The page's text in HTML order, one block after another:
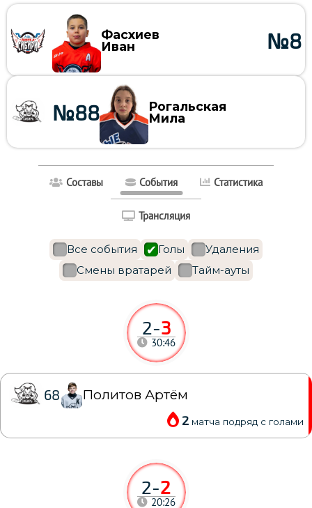
Фасхиев
Иван
№8
Рогальская
Мила
№88
Составы События Статистика
Трансляция
Все события Голы
Удаления
Смены вратарей
Тайм-ауты
2-2
20:26
2-3
30:46
68 Политов Артём
2 матча подряд с голами